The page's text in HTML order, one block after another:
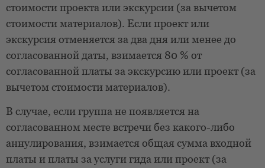
стоимости проекта или экскурсии (за вычетом
стоимости материалов). Если проект или
экскурсия отменяется за два дня или менее до
согласованной даты, взимается 80 % от
согласованной платы за экскурсию или проект (за
вычетом стоимости материалов).
В случае, если группа не появляется на
согласованном месте встречи без какого-либо
аннулирования, взимается общая сумма входной
платы и платы за услуги гида или проект (за